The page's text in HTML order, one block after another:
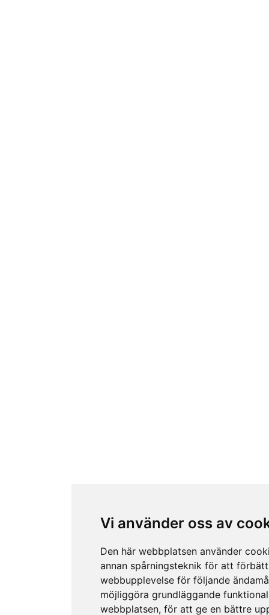
Vi använder oss av
Den här webbplatsen använder
annan spårningsteknik för att
webbupplevelse för följande
möjliggöra grundläggande
webbplatsen, för att ge en bättre